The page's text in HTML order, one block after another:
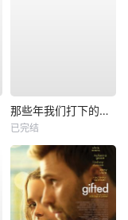
那些年我们打下的江山
已完结